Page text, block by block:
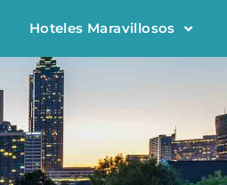
Hoteles Maravillosos